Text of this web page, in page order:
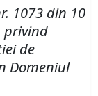
1073 din 10
privind
de
Domeniul